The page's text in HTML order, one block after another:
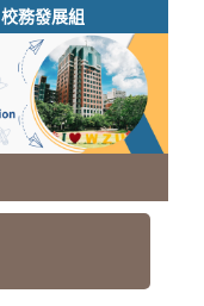
校務發展組